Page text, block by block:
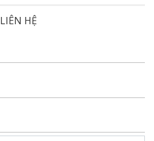
LIÊN HỆ